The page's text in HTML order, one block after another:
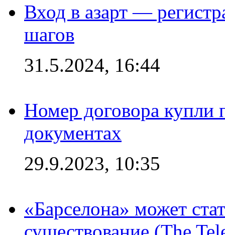
Вход в азарт —
шагов
31.5.2024, 16:44
Номер договора купли
документах
29.9.2023, 10:35
«Барселона» может